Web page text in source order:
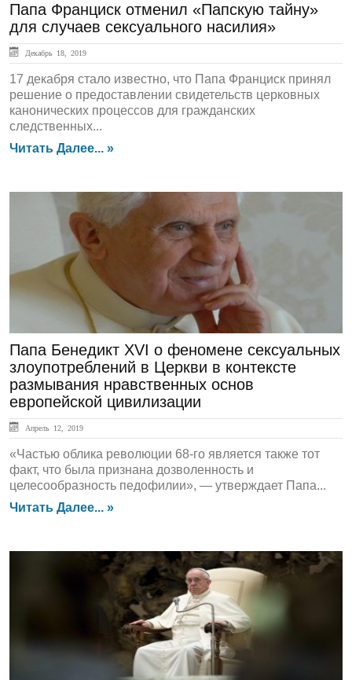
Папа Франциск отменил «Папскую тайну»
для случаев сексуального насилия»
Декабрь 18, 2019
17 декабря стало известно, что Папа Франциск принял
решение о предоставлении свидетельств церковных
канонических процессов для гражданских
следственных...
Читать Далее... »
ЛЕНТА НОВОСТЕЙ
Папа Бенедикт XVI о феномене сексуальных
злоупотреблений в Церкви в контексте
размывания нравственных основ
европейской цивилизации
Апрель 12, 2019
«Частью облика революции 68-го является также тот
факт, что была признана дозволенность и
целесообразность педофилии», — утверждает Папа...
Читать Далее... »
ЛЕНТА НОВОСТЕЙ